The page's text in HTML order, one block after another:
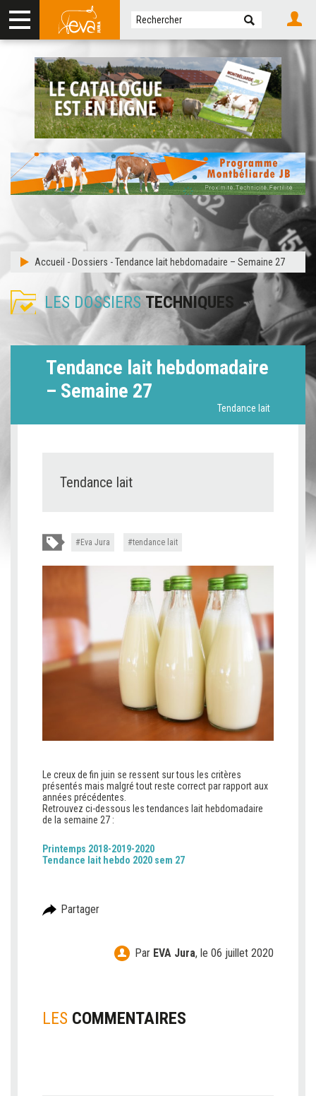
Accueil - Dossiers -Tendance lait hebdomadaire – Semaine 27
LES DOSSIERS TECHNIQUES
Tendance lait hebdomadaire
– Semaine 27
Tendance lait
Tendance lait
Eva Jura tendance lait
Le creux de fin juin se ressent sur tous les critères
présentés mais malgré tout reste correct par rapport aux
années précédentes.
Retrouvez ci-dessous les tendances lait hebdomadaire
de la semaine 27 :
Printemps 2018-2019-2020
Tendance lait hebdo 2020 sem 27
Partager
Par EVA Jura, le 06 juillet 2020
LES COMMENTAIRES